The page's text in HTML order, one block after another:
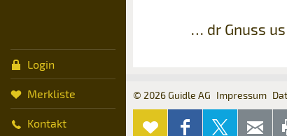
Login
Merkliste
Kontakt
… dr Gnuss
MERKLISTE
AUF
FACEBOOKTEILEN
© 2026 Guidle AG Impressum